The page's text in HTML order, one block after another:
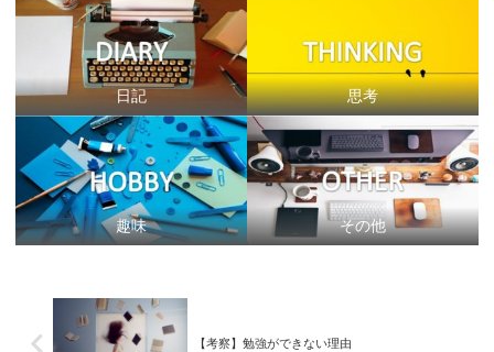
日記 思考
趣味 その他
【考察】勉強ができない理由